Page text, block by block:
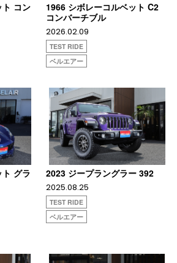
コン
1966 シボレーコルベット C2
コンバーチブル
2026.02.09
TEST RIDE
ベルエアー
グラ
2023 ジープラングラー 392
2025.08.25
TEST RIDE
ベルエアー